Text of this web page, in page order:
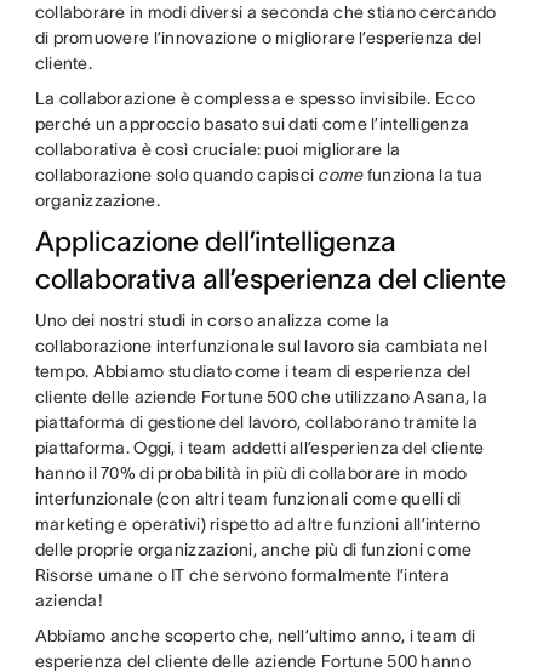
collaborare in modi diversi a seconda che stiano cercando
di promuovere l’innovazione o migliorare l’esperienza del
cliente.
La collaborazione è complessa e spesso invisibile. Ecco
perché un approccio basato sui dati come l’intelligenza
collaborativa è così cruciale: puoi migliorare la
collaborazione solo quando capisci comefunziona la tua
organizzazione.
Applicazione dell’intelligenza
collaborativa all’esperienza del cliente
Uno dei nostri studi in corso analizza come la
collaborazione interfunzionale sul lavoro sia cambiata nel
tempo. Abbiamo studiato come i team di esperienza del
cliente delle aziende Fortune 500 che utilizzano Asana, la
piattaforma di gestione del lavoro, collaborano tramite la
piattaforma. Oggi, i team addetti all’esperienza del cliente
hanno il 70% di probabilità in più di collaborare in modo
interfunzionale (con altri team funzionali come quelli di
marketing e operativi) rispetto ad altre funzioni all’interno
delle proprie organizzazioni, anche più di funzioni come
Risorse umane o IT che servono formalmente l’intera
azienda!
Abbiamo anche scoperto che, nell’ultimo anno, i team di
esperienza del cliente delle aziende Fortune 500 hanno